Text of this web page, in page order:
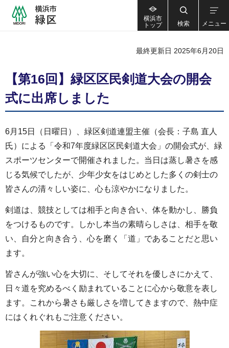
横浜市
トップ
検索 メニュー
最終更新日 2025年6月20日
【第16回】緑区区民剣道大会の開会
式に出席しました
6月15日（日曜日）、緑区剣道連盟主催（会長：子島 直人
氏）による「令和7年度緑区区民剣道大会」の開会式が、緑
スポーツセンターで開催されました。当日は蒸し暑さを感
じる気候でしたが、少年少女をはじめとした多くの剣士の
皆さんの清々しい姿に、心も涼やかになりました。
剣道は、競技としては相手と向き合い、体を動かし、勝負
をつけるものです。しかし本当の素晴らしさは、相手を敬
い、自分と向き合う、心を磨く「道」であることだと思い
ます。
皆さんが強い心を大切に、そしてそれを優しさにかえて、
日々道を究めるべく励まれていることに心から敬意を表し
ます。これから暑さも厳しさを増してきますので、熱中症
にはくれぐれもご注意ください。